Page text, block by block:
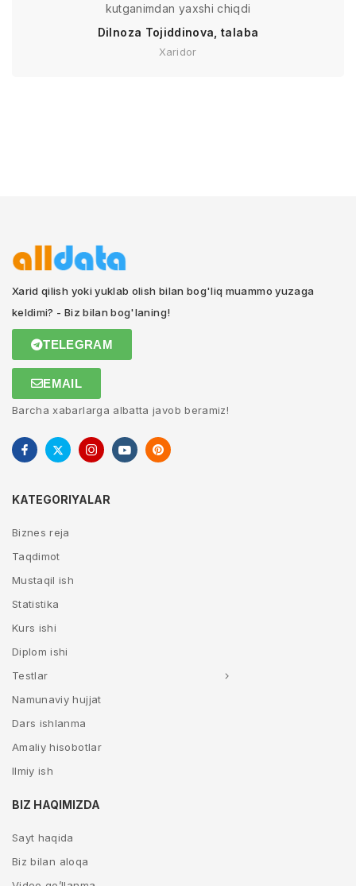
kutganimdan yaxshi chiqdi
Dilnoza Tojiddinova, talaba
Xaridor
Xarid qilish yoki yuklab olish bilan bog'liq muammo yuzaga
keldimi? - Biz bilan bog'laning!
TELEGRAM
EMAIL
Barcha xabarlarga albatta javob beramiz!
KATEGORIYALAR
Biznes reja
Taqdimot
Mustaqil ish
Statistika
Kurs ishi
Diplom ishi
Testlar
Namunaviy hujjat
Dars ishlanma
Amaliy hisobotlar
Ilmiy ish
BIZ HAQIMIZDA
Sayt haqida
Biz bilan aloqa